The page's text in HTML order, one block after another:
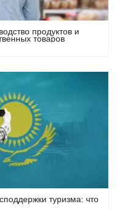
продуктов и
товаров
туризма: что